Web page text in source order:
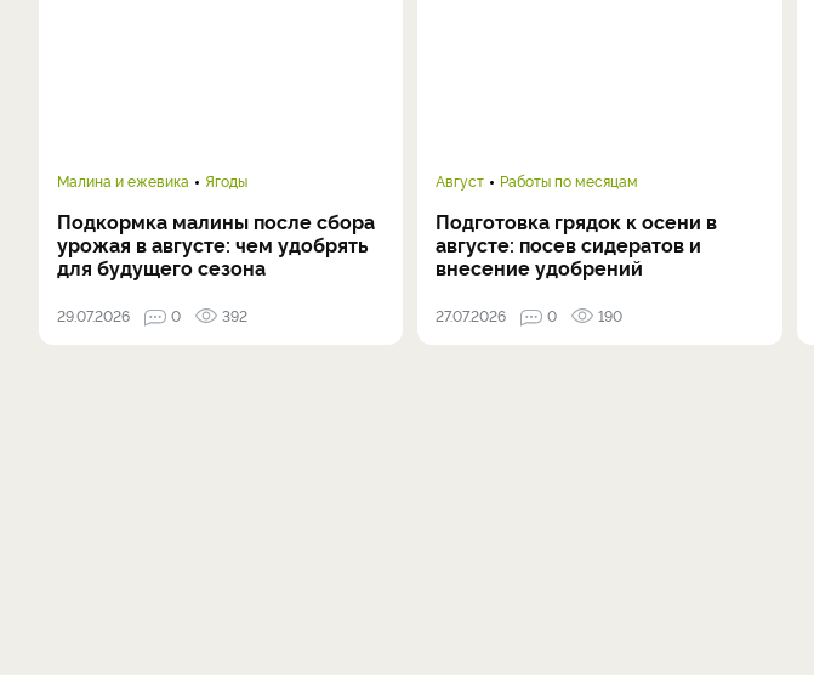
Малина и ежевика Ягоды
Подкормка малины после сбора
урожая в августе: чем удобрять
для будущего сезона
29.07.2026 0 392
Август Работы по месяцам
Подготовка грядок к осени в
августе: посев сидератов и
внесение удобрений
27.07.2026 0 190